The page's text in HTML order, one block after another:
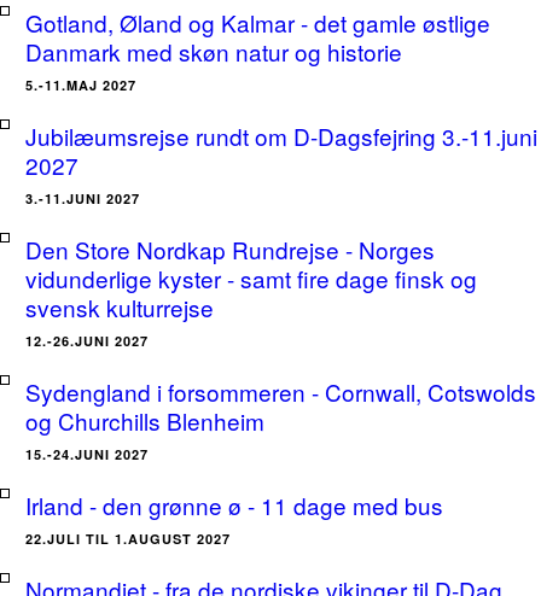
Gotland, Øland og Kalmar - det gamle østlige
Danmark med skøn natur og historie
5.-11.MAJ 2027
Jubilæumsrejse rundt om D-Dagsfejring 3.-11.juni
2027
3.-11.JUNI 2027
Den Store Nordkap Rundrejse - Norges
vidunderlige kyster - samt fire dage finsk og
svensk kulturrejse
12.-26.JUNI 2027
Sydengland i forsommeren - Cornwall, Cotswolds
og Churchills Blenheim
15.-24.JUNI 2027
Irland - den grønne ø - 11 dage med bus
22.JULI TIL 1.AUGUST 2027
Normandiet - fra de nordiske vikinger til D-Dag